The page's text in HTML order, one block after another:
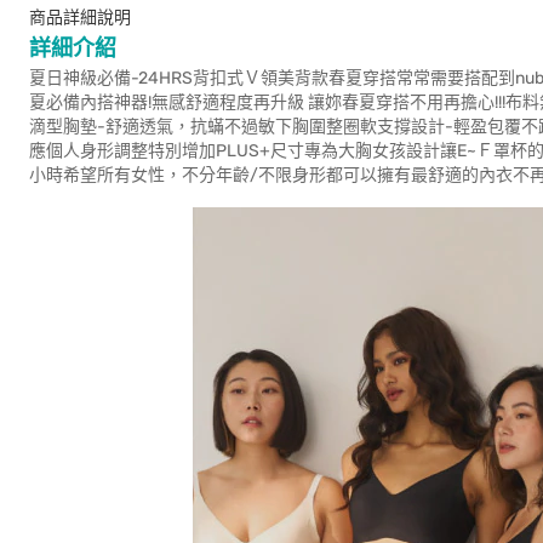
商品詳細說明
詳細介紹
夏日神級必備-24HRS背扣式Ｖ領美背款春夏穿搭常常需要搭配到
夏必備內搭神器!無感舒適程度再升級 讓妳春夏穿搭不用再擔心!!!布
滴型胸墊-舒適透氣，抗蟎不過敏下胸圍整圈軟支撐設計-輕盈包覆
應個人身形調整特別增加PLUS+尺寸專為大胸女孩設計讓E~Ｆ罩
小時希望所有女性，不分年齡/不限身形都可以擁有最舒適的內衣不